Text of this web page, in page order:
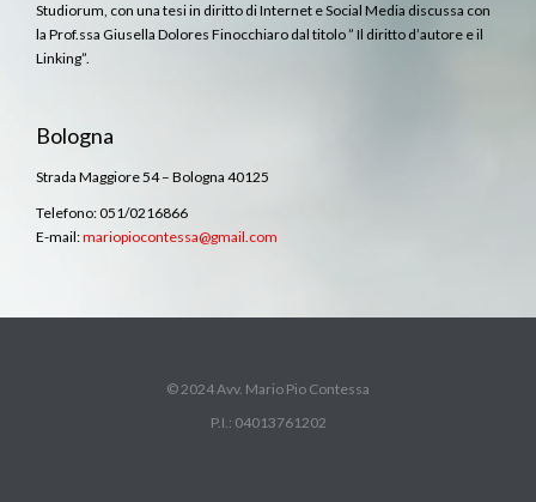
Studiorum, con una tesi in diritto di Internet e Social Media discussa con
la Prof.ssa Giusella Dolores Finocchiaro dal titolo ” Il diritto d’autore e il
Linking”.
Bologna
Strada Maggiore 54 – Bologna 40125
Telefono: 051/0216866
E-mail:mariopiocontessa@gmail.com
© 2024 Avv. Mario Pio Contessa
P.I.: 04013761202